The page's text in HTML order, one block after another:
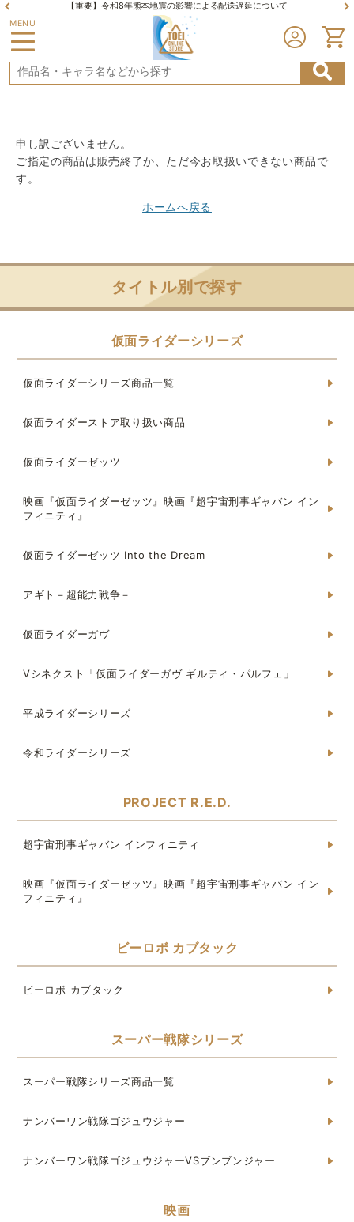
【重要】令和8年熊本地震の影響による配送遅延について
MENU
申し訳ございません。
ご指定の商品は販売終了か、ただ今お取扱いできない商品で
す。
ホームへ戻る
タイトル別で探す
仮面ライダーシリーズ
仮面ライダーシリーズ商品一覧
仮面ライダーストア取り扱い商品
仮面ライダーゼッツ
映画『仮面ライダーゼッツ』映画『超宇宙刑事ギャバン イン
フィニティ』
仮面ライダーゼッツ Into the Dream
アギト－超能力戦争－
仮面ライダーガヴ
Vシネクスト「仮面ライダーガヴ ギルティ・パルフェ」
平成ライダーシリーズ
令和ライダーシリーズ
PROJECT R.E.D.
超宇宙刑事ギャバン インフィニティ
映画『仮面ライダーゼッツ』映画『超宇宙刑事ギャバン イン
フィニティ』
ビーロボ カブタック
ビーロボ カブタック
スーパー戦隊シリーズ
スーパー戦隊シリーズ商品一覧
ナンバーワン戦隊ゴジュウジャー
ナンバーワン戦隊ゴジュウジャーVSブンブンジャー
映画